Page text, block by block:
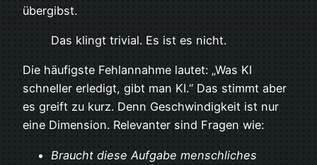
übergibst.
Das klingt trivial. Es ist es nicht.
Die häufigste Fehlannahme lautet: „Was KI
schneller erledigt, gibt man KI.“ Das stimmt aber
es greift zu kurz. Denn Geschwindigkeit ist nur
eine Dimension. Relevanter sind Fragen wie:
Braucht diese Aufgabe menschliches